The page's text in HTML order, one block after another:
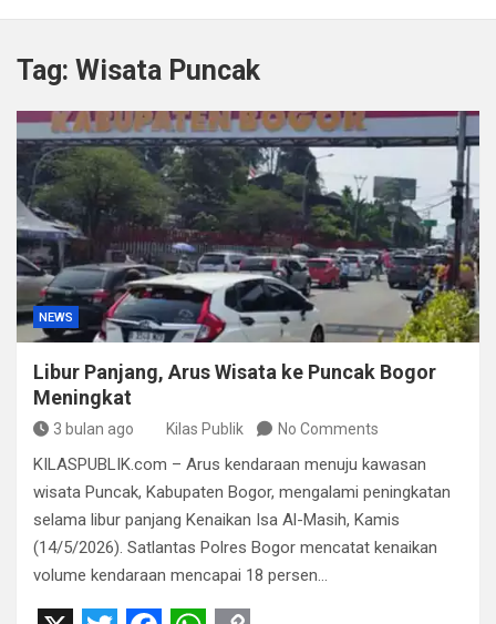
Kapolda Sumsel Tekankan Tiga Langkah Cegah
Satpol PP Bandung Tertibkan 645 Bangunan Liar dalam
Polisi Bongkar Dugaan Peredaran Sabu di Bengkulu,
Puluhan Gram Narkotika Disita
Kurir Ganja Ditangkap, Puluhan Paket Digagalkan Polisi
di Pasaman Barat
Tag: Wisata Puncak
NEWS
Libur Panjang, Arus Wisata ke Puncak Bogor
Meningkat
3 bulan ago Kilas Publik No Comments
KILASPUBLIK.com – Arus kendaraan menuju kawasan
wisata Puncak, Kabupaten Bogor, mengalami peningkatan
selama libur panjang Kenaikan Isa Al-Masih, Kamis
(14/5/2026). Satlantas Polres Bogor mencatat kenaikan
volume kendaraan mencapai 18 persen…